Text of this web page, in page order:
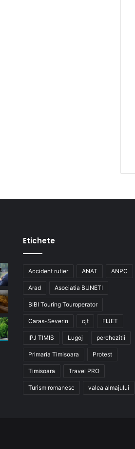
Etichete
Accident rutier ANAT ANPC
Arad Asociatia BUNETI
BIBI Touring Touroperator
Caras-Severin cjt FIJET
IPJ TIMIS Lugoj perchezitii
Primaria Timisoara Protest
Timisoara Travel PRO
Turism romanesc valea almajului